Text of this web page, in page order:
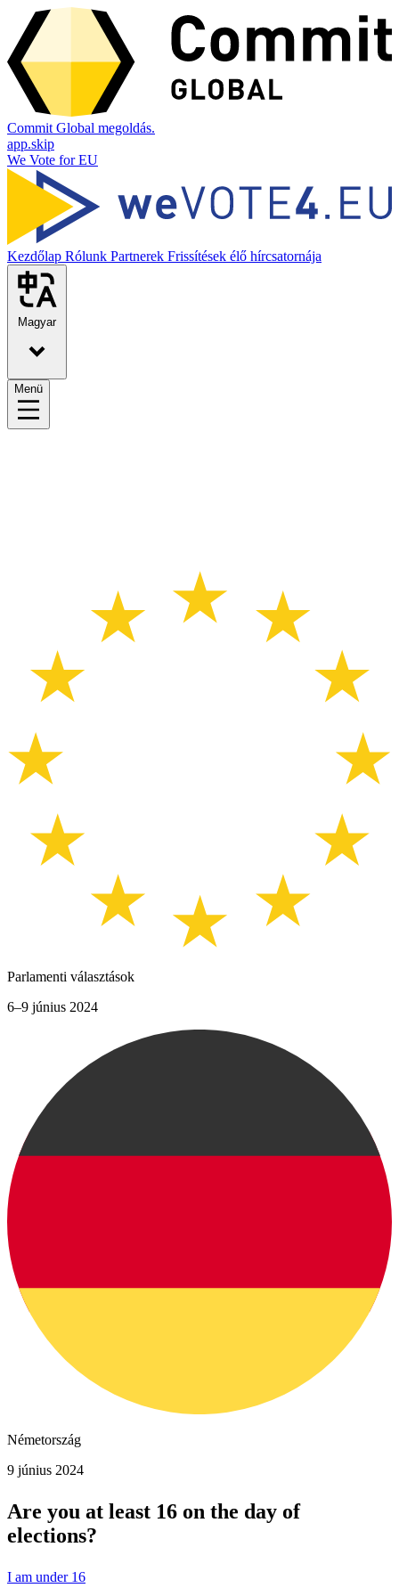
Commit Global megoldás.
app.skip
We Vote for EU
Kezdőlap Rólunk Partnerek Frissítések élő hírcsatornája
Magyar
Menü
Parlamenti választások
6–9 június 2024
Németország
9 június 2024
Are you at least 16 on the day of
elections?
I am under 16